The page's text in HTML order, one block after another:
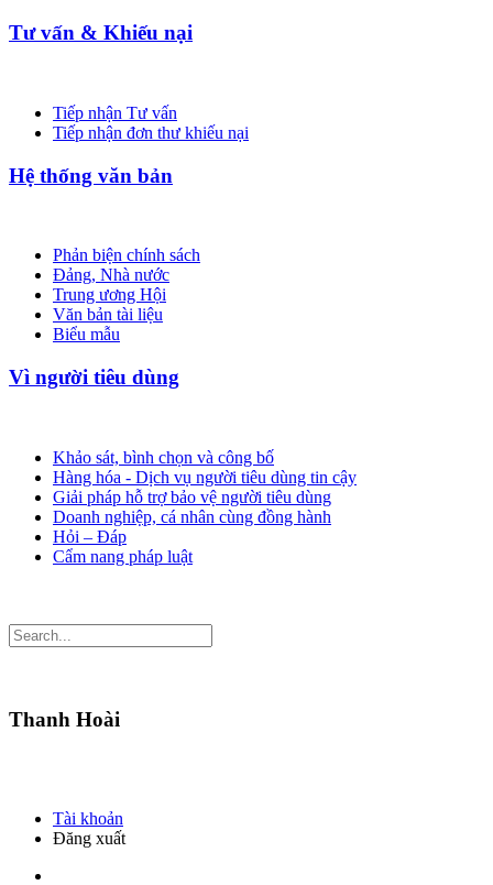
Tư vấn & Khiếu nại
Tiếp nhận Tư vấn
Tiếp nhận đơn thư khiếu nại
Hệ thống văn bản
Phản biện chính sách
Đảng, Nhà nước
Trung ương Hội
Văn bản tài liệu
Biểu mẫu
Vì người tiêu dùng
Khảo sát, bình chọn và công bố
Hàng hóa - Dịch vụ người tiêu dùng tin cậy
Giải pháp hỗ trợ bảo vệ người tiêu dùng
Doanh nghiệp, cá nhân cùng đồng hành
Hỏi – Đáp
Cẩm nang pháp luật
Thanh Hoài
Tài khoản
Đăng xuất